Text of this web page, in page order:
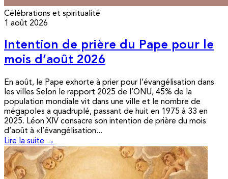
Célébrations et spiritualité
1 août 2026
Intention de prière du Pape pour le
mois d’août 2026
En août, le Pape exhorte à prier pour l’évangélisation dans
les villes Selon le rapport 2025 de l’ONU, 45% de la
population mondiale vit dans une ville et le nombre de
mégapoles a quadruplé, passant de huit en 1975 à 33 en
2025. Léon XIV consacre son intention de prière du mois
d’août à «l’évangélisation...
Lire la suite →